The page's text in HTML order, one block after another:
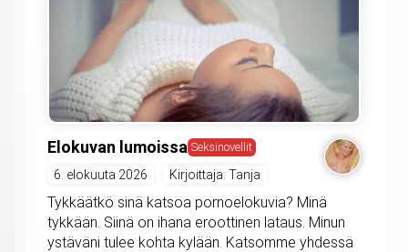
Elokuvan lumoissa Seksinovellit
6. elokuuta 2026 Kirjoittaja: Tanja
Tykkäätkö sinä katsoa pornoelokuvia? Minä
tykkään. Siinä on ihana eroottinen lataus. Minun
ystäväni tulee kohta kylään. Katsomme yhdessä